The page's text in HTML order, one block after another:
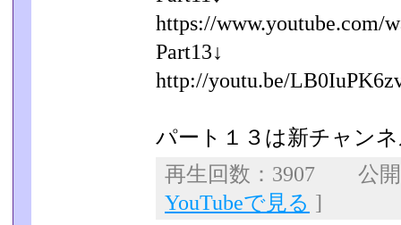
https://www.youtube.com/
Part13↓
http://youtu.be/
パート１３は新チャン
再生回数：3907 公
YouTubeで見る ]